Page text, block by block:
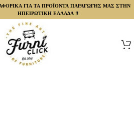
ΓΙΑ ΤΑ ΠΡΟΪΟΝΤΑ ΠΑΡΑΓΩΓΗΣ ΜΑΣ ΣΤΗΝ
ΗΠΕΙΡΩΤΙΚΗ ΕΛΛΑΔΑ !!